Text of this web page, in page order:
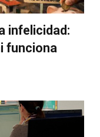
infelicidad:
funciona